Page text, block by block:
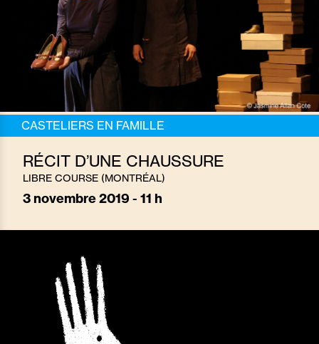
CASTELIERS EN FAMILLE
RÉCIT D’UNE CHAUSSURE
LIBRE COURSE (MONTRÉAL)
3 novembre 2019 - 11 h